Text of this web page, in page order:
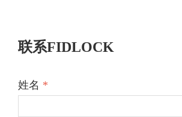
联系FIDLOCK
姓名 *